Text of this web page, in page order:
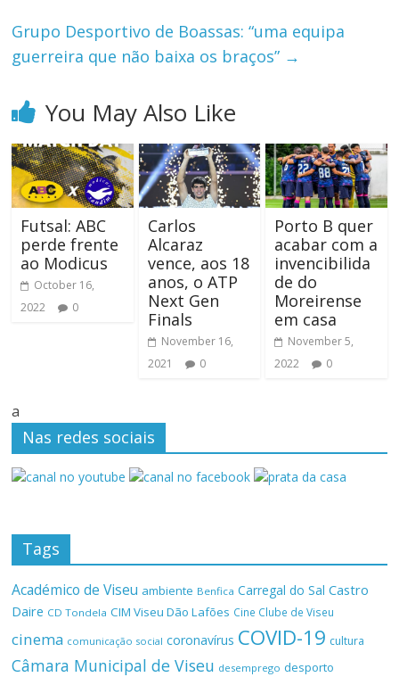
Grupo Desportivo de Boassas: “uma equipa
guerreira que não baixa os braços” →
You May Also Like
Futsal: ABC
perde frente
ao Modicus
October 16,
2022
0
Carlos
Alcaraz
vence, aos 18
anos, o ATP
Next Gen
Finals
November 16,
2021
0
Porto B quer
acabar com a
invencibilida
de do
Moreirense
em casa
November 5,
2022
0
a
Nas redes sociais
Tags
Académico de Viseu ambiente Benfica Carregal do Sal Castro
Daire CD Tondela CIM Viseu Dão Lafões Cine Clube de Viseu
cinema comunicação social coronavírus COVID-19 cultura
Câmara Municipal de Viseu desemprego desporto